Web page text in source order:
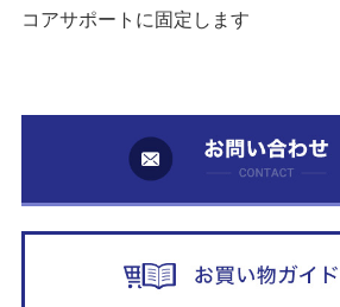
コアサポートに固定します